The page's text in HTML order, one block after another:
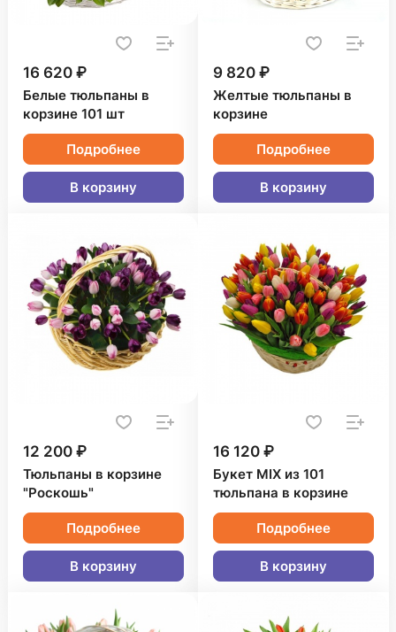
16 620 ₽
Белые тюльпаны в
корзине 101 шт
Подробнее
В корзину
9 820 ₽
Желтые тюльпаны в
корзине
Подробнее
В корзину
12 200 ₽
Тюльпаны в корзине
"Роскошь"
Подробнее
В корзину
16 120 ₽
Букет MIX из 101
тюльпана в корзине
Подробнее
В корзину